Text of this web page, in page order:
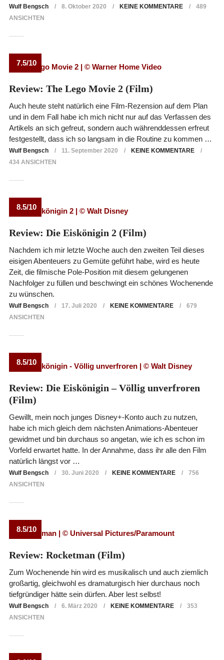
Wulf Bengsch 8. Oktober 2020 KEINE KOMMENTARE
489
ANSICHTEN
7.5/10
Review: The Lego Movie 2 (Film)
Auch heute steht natürlich eine Film-Rezension auf dem Plan
und in dem Fall habe ich mich nicht nur auf das Verfassen des
Artikels an sich gefreut, sondern auch währenddessen erfreut
festgestellt, dass ich so langsam in die Routine zu kommen …
Wulf Bengsch 11. September 2020
KEINE KOMMENTARE
434 ANSICHTEN
8.5/10
Review: Die Eiskönigin 2 (Film)
Nachdem ich mir letzte Woche auch den zweiten Teil dieses
eisigen Abenteuers zu Gemüte geführt habe, wird es heute
Zeit, die filmische Pole-Position mit diesem gelungenen
Nachfolger zu füllen und beschwingt ein schönes Wochenende
zu wünschen.
Wulf Bengsch 17. Juli 2020 KEINE KOMMENTARE
679
ANSICHTEN
8.5/10
Review: Die Eiskönigin – Völlig unverfroren
(Film)
Gewillt, mein noch junges Disney+-Konto auch zu nutzen,
habe ich mich gleich dem nächsten Animations-Abenteuer
gewidmet und bin durchaus so angetan, wie ich es schon im
Vorfeld erwartet hatte. In der Annahme, dass ihr alle den Film
natürlich längst vor …
Wulf Bengsch 30. Juni 2020 KEINE KOMMENTARE
756
ANSICHTEN
8.5/10
Review: Rocketman (Film)
Zum Wochenende hin wird es musikalisch und auch ziemlich
großartig, gleichwohl es dramaturgisch hier durchaus noch
tiefgründiger hätte sein dürfen. Aber lest selbst!
Wulf Bengsch 6. März 2020 KEINE KOMMENTARE
353
ANSICHTEN